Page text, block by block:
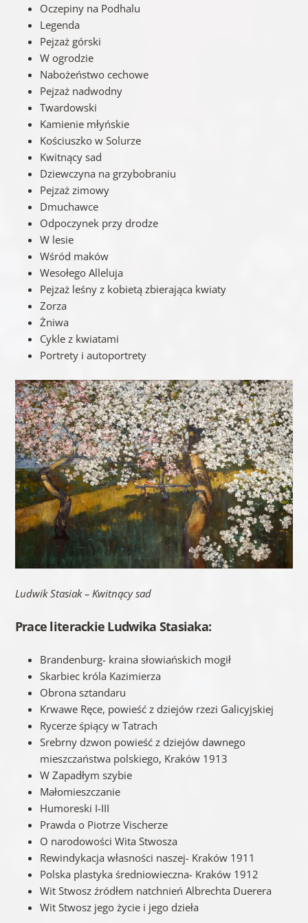
Oczepiny na Podhalu
Legenda
Pejzaż górski
W ogrodzie
Nabożeństwo cechowe
Pejzaż nadwodny
Twardowski
Kamienie młyńskie
Kościuszko w Solurze
Kwitnący sad
Dziewczyna na grzybobraniu
Pejzaż zimowy
Dmuchawce
Odpoczynek przy drodze
W lesie
Wśród maków
Wesołego Alleluja
Pejzaż leśny z kobietą zbierająca kwiaty
Zorza
Żniwa
Cykle z kwiatami
Portrety i autoportrety
Ludwik Stasiak – Kwitnący sad
Prace literackie Ludwika Stasiaka:
Brandenburg- kraina słowiańskich mogił
Skarbiec króla Kazimierza
Obrona sztandaru
Krwawe Ręce, powieść z dziejów rzezi Galicyjskiej
Rycerze śpiący w Tatrach
Srebrny dzwon powieść z dziejów dawnego
mieszczaństwa polskiego, Kraków 1913
W Zapadłym szybie
Małomieszczanie
Humoreski I-III
Prawda o Piotrze Vischerze
O narodowości Wita Stwosza
Rewindykacja własności naszej- Kraków 1911
Polska plastyka średniowieczna- Kraków 1912
Wit Stwosz źródłem natchnień Albrechta Duerera
Wit Stwosz jego życie i jego dzieła